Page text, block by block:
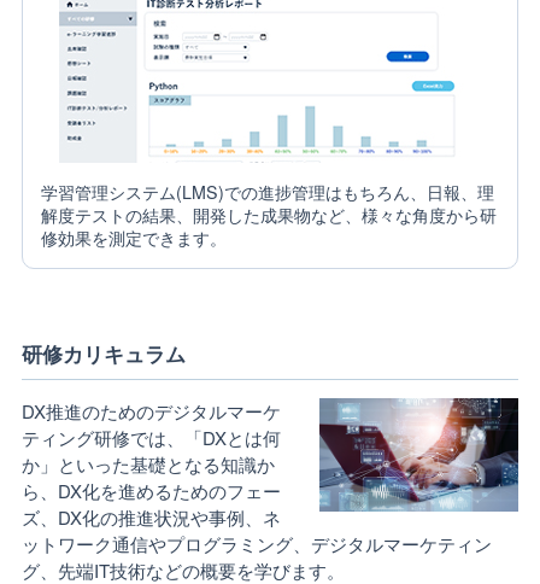
学習管理システム(LMS)での進捗管理はもちろん、日報、理
解度テストの結果、開発した成果物など、様々な角度から研
修効果を測定できます。
研修カリキュラム
DX推進のためのデジタルマーケ
ティング研修では、「DXとは何
か」といった基礎となる知識か
ら、DX化を進めるためのフェー
ズ、DX化の推進状況や事例、ネ
ットワーク通信やプログラミング、デジタルマーケティン
グ、先端IT技術などの概要を学びます。